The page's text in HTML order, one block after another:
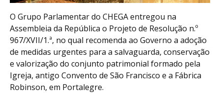
O Grupo Parlamentar do CHEGA entregou na
Assembleia da República o Projeto de Resolução n.º
967/XVII/1.ª, no qual recomenda ao Governo a adoção
de medidas urgentes para a salvaguarda, conservação
e valorização do conjunto patrimonial formado pela
Igreja, antigo Convento de São Francisco e a Fábrica
Robinson, em Portalegre.